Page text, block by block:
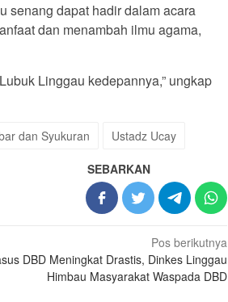
senang dapat hadir dalam acara
dan menambah ilmu agama,
Linggau kedepannya,” ungkap
dan Syukuran Ustadz Ucay
SEBARKAN
Pos berikutnya
DBD Meningkat Drastis, Dinkes Linggau
Himbau Masyarakat Waspada DBD